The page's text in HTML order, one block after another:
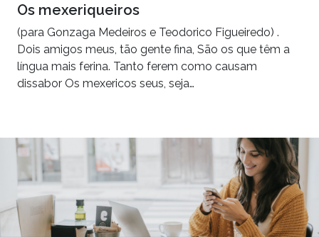
Os mexeriqueiros
(para Gonzaga Medeiros e Teodorico Figueiredo) .
Dois amigos meus, tão gente fina, São os que têm a
língua mais ferina. Tanto ferem como causam
dissabor Os mexericos seus, seja…